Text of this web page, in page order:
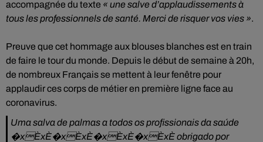
accompagnée du texte « une salve d’applaudissements à
tous les professionnels de santé. Merci de risquer vos vies ».
Preuve que cet hommage aux blouses blanches est en train
de faire le tour du monde. Depuis le début de semaine à 20h,
de nombreux Français se mettent à leur fenêtre pour
applaudir ces corps de métier en première ligne face au
coronavirus.
Uma salva de palmas a todos os profissionais da saúde
�xÈxÈ�xÈxÈ�xÈxÈ�xÈxÈ obrigado por